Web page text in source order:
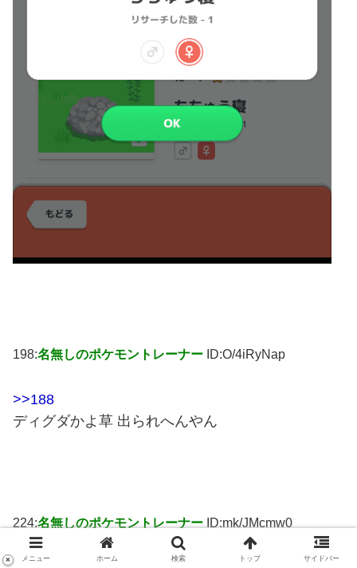
198:名無しのポケモントレーナー ID:O/4iRyNap
>>188
ディグダかよ草 出られへんやん
224:名無しのポケモントレーナー ID:mk/JMcmw0
メニュー ホーム 検索 トップ サイドバー
×